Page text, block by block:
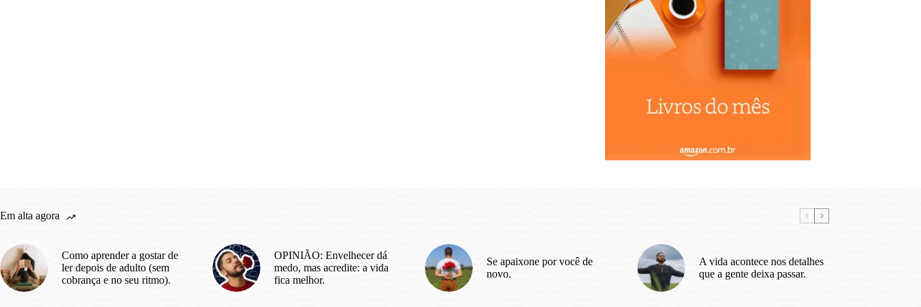
Em alta agora
Como aprender a gostar de
ler depois de adulto (sem
cobrança e no seu ritmo).
OPINIÃO: Envelhecer dá
medo, mas acredite: a vida
fica melhor.
Se apaixone por você de
novo.
A vida acontece nos detalhes
que a gente deixa passar.